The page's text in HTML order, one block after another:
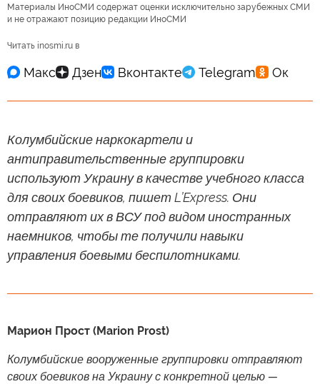
Материалы ИноСМИ содержат оценки исключительно зарубежных СМИ
и не отражают позицию редакции ИноСМИ
Читать inosmi.ru в
Колумбийские наркокартели и
антиправительственные группировки
используют Украину в качестве учебного класса
для своих боевиков, пишет L’Express. Они
отправляют их в ВСУ под видом иностранных
наемников, чтобы те получили навыки
управления боевыми беспилотниками.
Марион Прост (Marion Prost)
Колумбийские вооруженные группировки отправляют
своих боевиков на Украину с конкретной целью —